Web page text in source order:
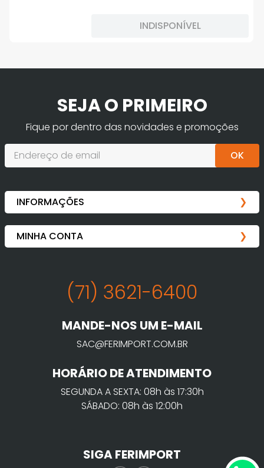
INDISPONÍVEL
SEJA O PRIMEIRO
Fique por dentro das novidades e promoções
OK
(71) 3621-6400
MANDE-NOS UM E-MAIL
SAC@FERIMPORT.COM.BR
HORÁRIO DE ATENDIMENTO
SEGUNDA A SEXTA: 08h às 17:30h
SÁBADO: 08h às 12:00h
SIGA FERIMPORT